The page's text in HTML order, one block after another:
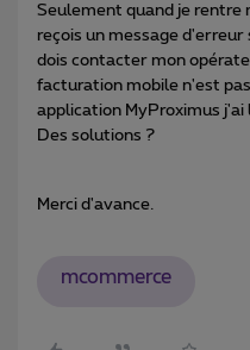
Seulement quand je rentre
reçois un message
dois contacter mon
facturation mobile n'est
application MyProximus j'ai
Des solutions ?
Merci d'avance.
mcommerce